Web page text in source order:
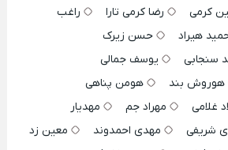
کرمی رضا کرمی تارا
راغب
هیراد
حسن زیرک
سنجابی
یوسف جمالی
هوروش بند
هومن پناهی
غلامی مهراد جم
مهدیار
شریفی مهدی احمدوند
معین زد